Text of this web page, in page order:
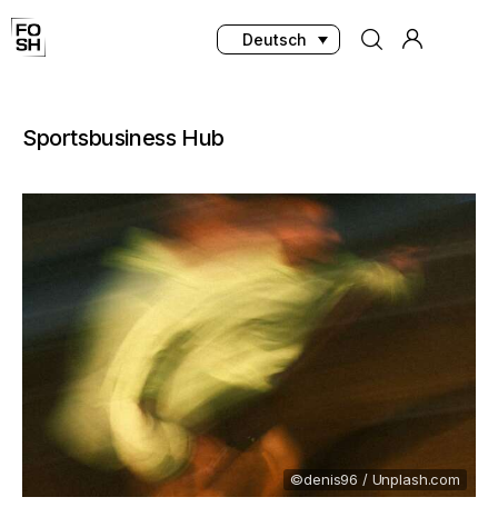
Deutsch
Home
Innovationen & Produkte
Testing & Community
Magazin
Media
Sportsbusiness Hub
©denis96 / Unplash.com